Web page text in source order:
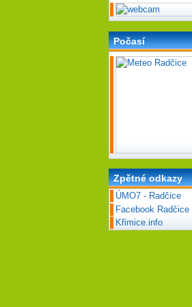
Počasí
Zpětné odkazy
ÚMO7 - Radčice
Facebook Radčice
Křimice.info